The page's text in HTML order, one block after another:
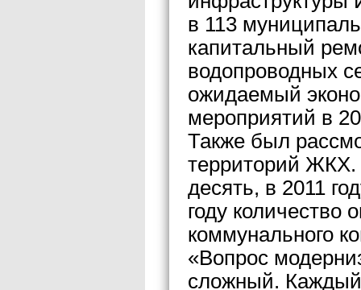
в 113
капитальный
водопроводных
ожидаемый
мероприятий в
Также был
территорий ЖКХ.
десять, в 2011
году количество
коммунального
«Вопрос
сложный.